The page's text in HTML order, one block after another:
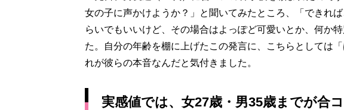
女の子に声かけようか？」と聞いてみたところ、「できれ
らいでもいいけど、その場合はよっぽど可愛いとか、何か
た。自分の年齢を棚に上げたこの発言に、こちらとしては
れが彼らの本音なんだと気付きました。
実感値では、女27歳・男35歳までが合